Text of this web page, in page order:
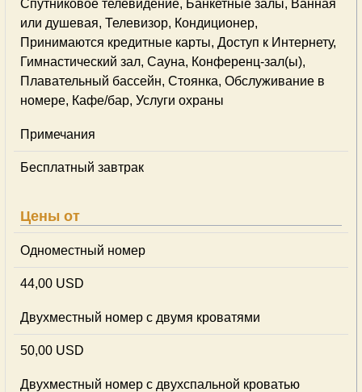
Спутниковое телевидение, Банкетные залы, Ванная
или душевая, Телевизор, Кондиционер,
Принимаются кредитные карты, Доступ к Интернету,
Гимнастический зал, Сауна, Конференц-зал(ы),
Плавательный бассейн, Стоянка, Обслуживание в
номере, Кафе/бар, Услуги охраны
Примечания
Бесплатный завтрак
Цены от
Одноместный номер
44,00 USD
Двухместный номер с двумя кроватями
50,00 USD
Двухместный номер с двухспальной кроватью